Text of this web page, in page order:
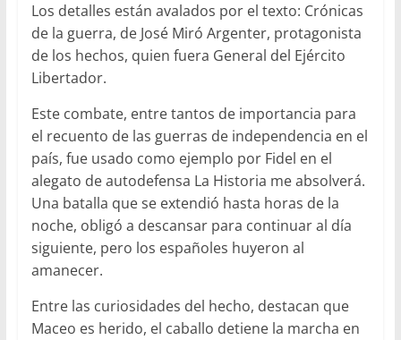
Los detalles están avalados por el texto: Crónicas
de la guerra, de José Miró Argenter, protagonista
de los hechos, quien fuera General del Ejército
Libertador.
Este combate, entre tantos de importancia para
el recuento de las guerras de independencia en el
país, fue usado como ejemplo por Fidel en el
alegato de autodefensa La Historia me absolverá.
Una batalla que se extendió hasta horas de la
noche, obligó a descansar para continuar al día
siguiente, pero los españoles huyeron al
amanecer.
Entre las curiosidades del hecho, destacan que
Maceo es herido, el caballo detiene la marcha en